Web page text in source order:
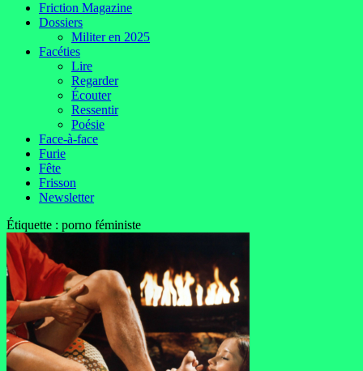
Friction Magazine
Dossiers
Militer en 2025
Facéties
Lire
Regarder
Écouter
Ressentir
Poésie
Face-à-face
Furie
Fête
Frisson
Newsletter
Étiquette : porno féministe